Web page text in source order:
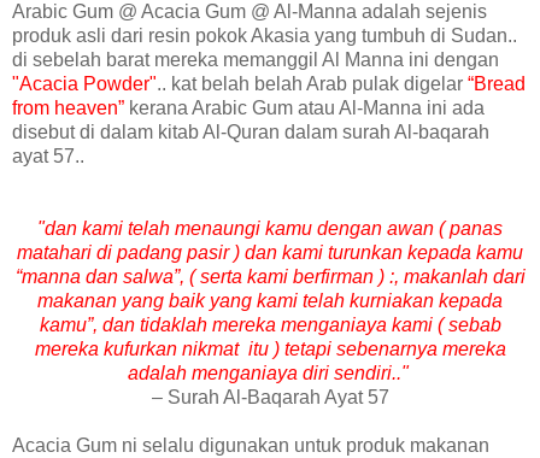
Arabic Gum @ Acacia Gum @ Al-Manna adalah sejenis
produk asli dari resin pokok Akasia yang tumbuh di Sudan..
di sebelah barat mereka memanggil Al Manna ini dengan
"Acacia Powder".. kat belah belah Arab pulak digelar “Bread
from heaven” kerana Arabic Gum atau Al-Manna ini ada
disebut di dalam kitab Al-Quran dalam surah Al-baqarah
ayat 57..
"dan kami telah menaungi kamu dengan awan ( panas
matahari di padang pasir ) dan kami turunkan kepada kamu
“manna dan salwa”, ( serta kami berfirman ) :, makanlah dari
makanan yang baik yang kami telah kurniakan kepada
kamu”, dan tidaklah mereka menganiaya kami ( sebab
mereka kufurkan nikmat itu ) tetapi sebenarnya mereka
adalah menganiaya diri sendiri.."
– Surah Al-Baqarah Ayat 57
Acacia Gum ni selalu digunakan untuk produk makanan